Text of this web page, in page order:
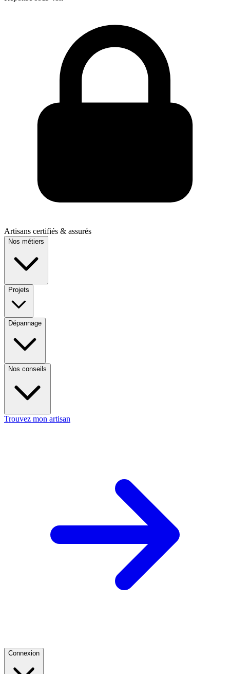
Artisans certifiés & assurés
Nos métiers
Projets
Dépannage
Nos conseils
Trouvez mon artisan
Connexion